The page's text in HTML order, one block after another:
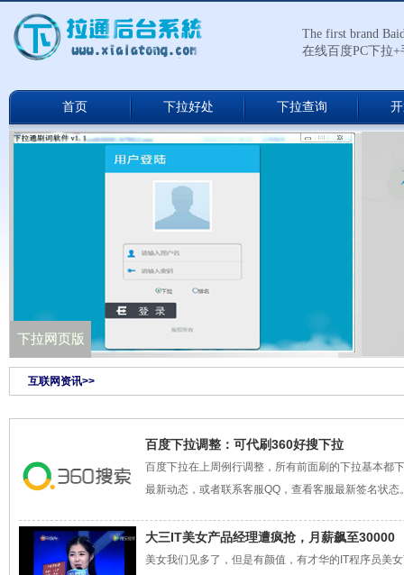
The first brand
在线百度PC下拉
首页 下拉好处 下拉查询
下拉通网络版
下拉网页版
互联网资讯>>
百度下拉调整：可代刷360好搜下拉
百度下拉在上周例行调整，所有前面刷的下拉基本都
最新动态，或者联系客服QQ，查看客服最新签名状
大三IT美女产品经理遭疯抢，月薪飙至30000
美女我们见多了，但是有颜值，有才华的IT程序员美